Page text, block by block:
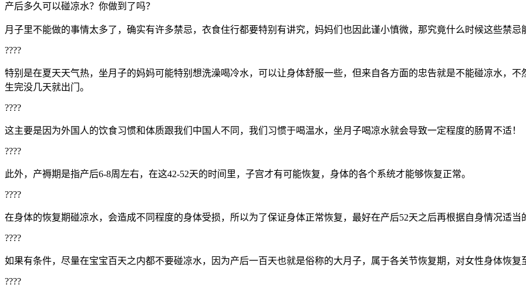
产后多久可以碰凉水？你做到了吗？
月子里不能做的事情太多了，确实有许多禁忌，衣食住行都要特别有讲究，妈妈们也因此谨小慎微，那究竟什么时候这些禁
????
特别是在夏天天气热，坐月子的妈妈可能特别想洗澡喝冷水，可以让身体舒服一些，但来自各方面的忠告就是不能碰凉水，
生完没几天就出门。
????
这主要是因为外国人的饮食习惯和体质跟我们中国人不同，我们习惯于喝温水，坐月子喝凉水就会导致一定程度的肠胃不适！
????
此外，产褥期是指产后6-8周左右，在这42-52天的时间里，子宫才有可能恢复，身体的各个系统才能够恢复正常。
????
在身体的恢复期碰凉水，会造成不同程度的身体受损，所以为了保证身体正常恢复，最好在产后52天之后再根据自身情况适当
????
如果有条件，尽量在宝宝百天之内都不要碰凉水，因为产后一百天也就是俗称的大月子，属于各关节恢复期，对女性身体恢复
????